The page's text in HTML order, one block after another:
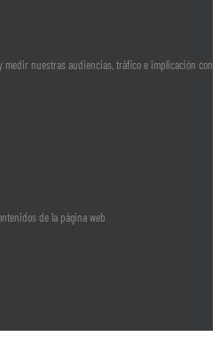
medir nuestras audiencias, tráfico e implicación con
de la página web